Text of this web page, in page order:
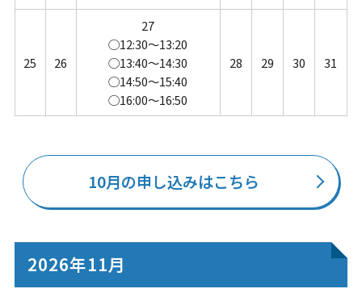
25 26
27
◯12:30～13:20
◯13:40～14:30
◯14:50～15:40
◯16:00～16:50
28 29 30 31
10月の申し込みはこちら
2026年11月